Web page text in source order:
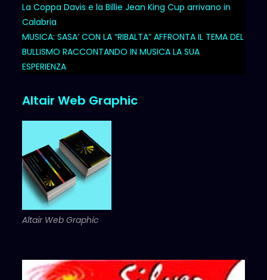
La Coppa Davis e la Billie Jean King Cup arrivano in
Calabria
MUSICA: SASA’ CON LA “RIBALTA” AFFRONTA IL TEMA DEL
BULLISMO RACCONTANDO IN MUSICA LA SUA
ESPERIENZA
Altair Web Graphic
Altair Web Graphic